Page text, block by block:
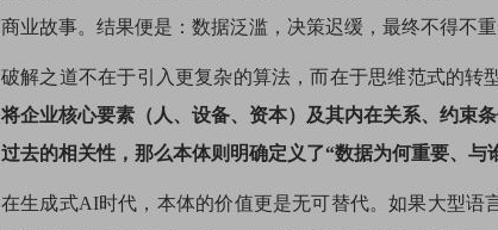
商业故事。结果便是：数据泛滥，决策迟缓，最终不得不
破解之道不在于引入更复杂的算法，而在于思维范式的
将企业核心要素（人、设备、资本）及其内在关系、约束
过去的相关性，那么本体则明确定义了“数据为何重要、与
在生成式AI时代，本体的价值更是无可替代。如果大型